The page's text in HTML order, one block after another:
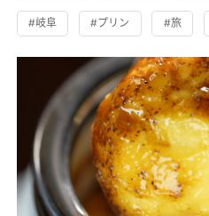
#岐阜 #プリン #旅